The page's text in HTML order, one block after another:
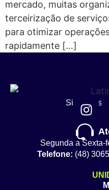
mercado, muitas
terceirização de
para otimizar
rapidamente […]
Siga
Segunda a Sexta-
Telefone: (48)